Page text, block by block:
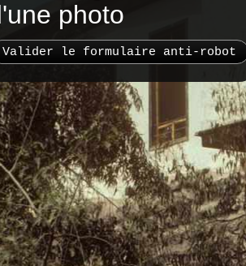
photo